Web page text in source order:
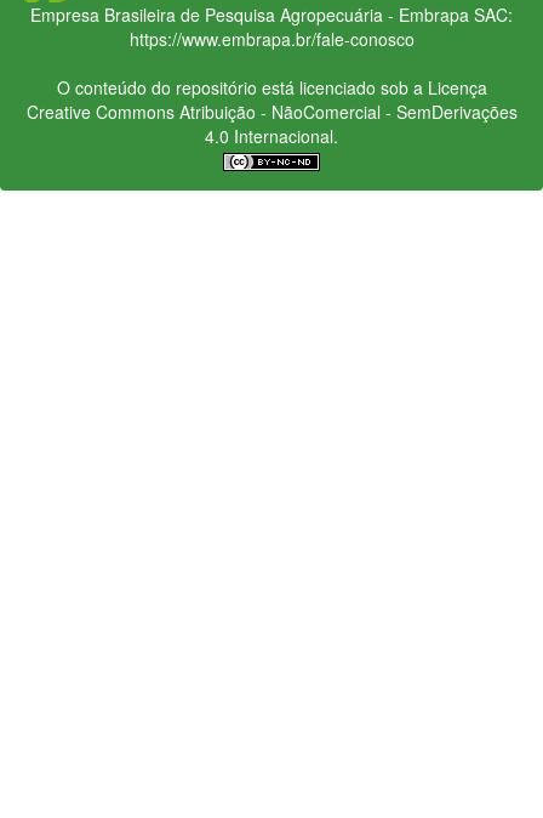
Empresa Brasileira de Pesquisa Agropecuária - Embrapa SAC:
https://www.embrapa.br/fale-conosco
O conteúdo do repositório está licenciado sob a Licença
Creative CommonsAtribuição - NãoComercial - SemDerivações
4.0 Internacional.